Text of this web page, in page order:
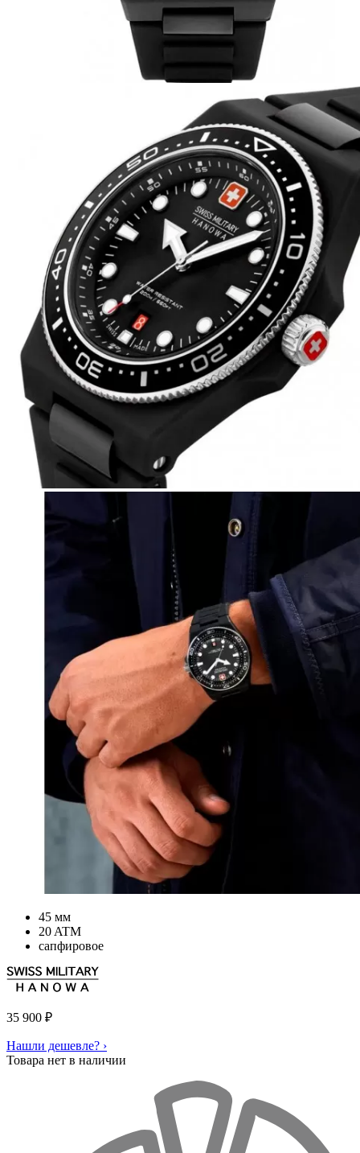
45 мм
20 ATM
сапфировое
35 900 ₽
Нашли дешевле? ›
Товара нет в наличии